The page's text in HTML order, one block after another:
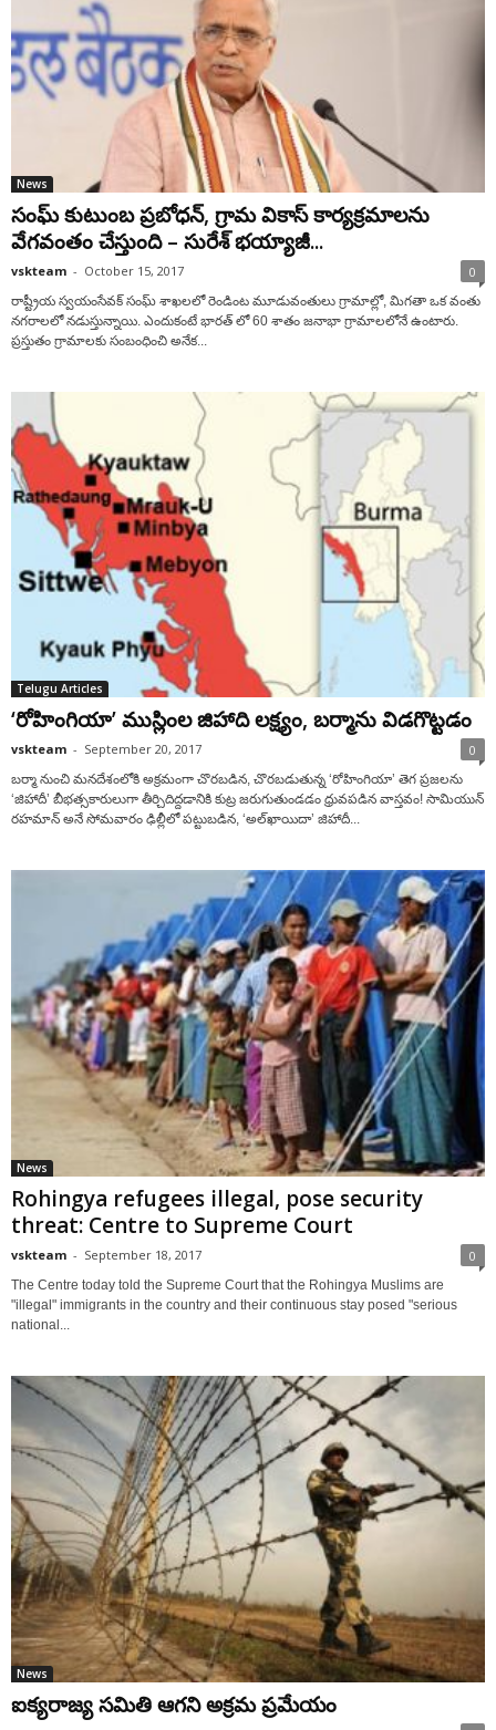
News
సంఘ్ కుటుంబ ప్రబోధన్, గ్రామ వికాస్ కార్యక్రమాలను
వేగవంతం చేస్తుంది – సురేశ్ భయ్యాజీ...
vskteam - October 15, 2017 0
రాష్ట్రీయ స్వయంసేవక్ సంఘ్ శాఖలలో రెండింట మూడువంతులు గ్రామాల్లో, మిగతా ఒక వంతు
నగరాలలో నడుస్తున్నాయి. ఎందుకంటే భారత్ లో 60 శాతం జనాభా గ్రామాలలోనే ఉంటారు.
ప్రస్తుతం గ్రామాలకు సంబంధించి అనేక...
Telugu Articles
‘రోహింగియా’ ముస్లింల జిహాది లక్ష్యం, బర్మాను విడగొట్టడం
vskteam - September 20, 2017 0
బర్మా నుంచి మనదేశంలోకి అక్రమంగా చొరబడిన, చొరబడుతున్న ‘రోహింగియా’ తెగ ప్రజలను
‘జిహాదీ’ బీభత్సకారులుగా తీర్చిదిద్దడానికి కుట్ర జరుగుతుండడం ధ్రువపడిన వాస్తవం! సామియున్
రహమాన్ అనే సోమవారం ఢిల్లీలో పట్టుబడిన, ‘అల్‌ఖాయిదా’ జిహాదీ...
News
Rohingya refugees illegal, pose security
threat: Centre to Supreme Court
vskteam - September 18, 2017 0
The Centre today told the Supreme Court that the Rohingya Muslims are
"illegal" immigrants in the country and their continuous stay posed "serious
national...
News
ఐక్యరాజ్య సమితి ఆగని అక్రమ ప్రమేయం